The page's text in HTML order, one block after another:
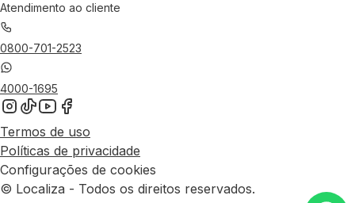
Atendimento ao cliente
0800-701-2523
4000-1695
Termos de uso
Políticas de privacidade
Configurações de cookies
© Localiza - Todos os direitos reservados.